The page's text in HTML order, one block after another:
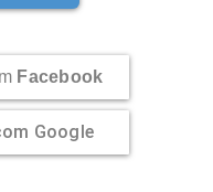
Facebook
Google